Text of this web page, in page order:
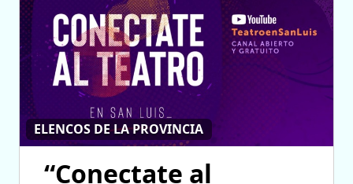
ELENCOS DE LA PROVINCIA
“Conectate al